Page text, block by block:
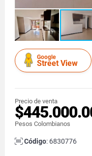
Google
Street View
Precio de venta
Pesos Colombianos
Código: 6830776